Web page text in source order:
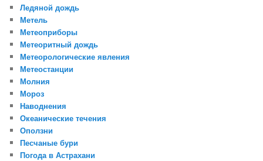
Ледяной дождь
Метель
Метеоприборы
Метеоритный дождь
Метеорологические явления
Метеостанции
Молния
Мороз
Наводнения
Океанические течения
Оползни
Песчаные бури
Погода в Астрахани